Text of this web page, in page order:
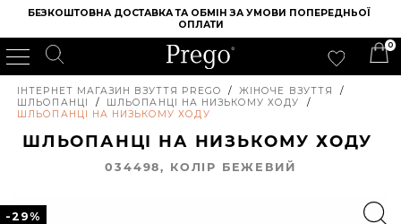
БЕЗКОШТОВНА ДОСТАВКА ТА ОБМІН ЗА УМОВИ ПОПЕРЕДНЬОЇ
ОПЛАТИ
0
ІНТЕРНЕТ МАГАЗИН ВЗУТТЯ PREGO / ЖІНОЧЕ ВЗУТТЯ
/
ШЛЬОПАНЦІ
/ ШЛЬОПАНЦІ НА НИЗЬКОМУ ХОДУ
/
ШЛЬОПАНЦІ НА НИЗЬКОМУ ХОДУ
ШЛЬОПАНЦІ НА НИЗЬКОМУ ХОДУ
034498, КОЛIР БЕЖЕВИЙ
-29%